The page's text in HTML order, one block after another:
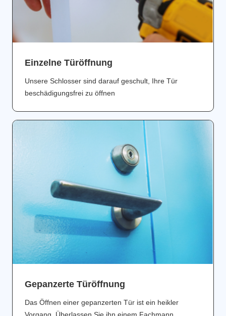
Einzelne Türöffnung
Unsere Schlosser sind darauf geschult, Ihre Tür
beschädigungsfrei zu öffnen
Gepanzerte Türöffnung
Das Öffnen einer gepanzerten Tür ist ein heikler
Vorgang. Überlassen Sie ihn einem Fachmann